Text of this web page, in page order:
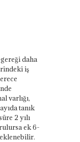
daha
iş
varlığı,
tanık
2 yılı
ek 6-